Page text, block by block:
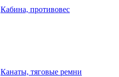
Кабина, противовес
Канаты, тяговые ремни